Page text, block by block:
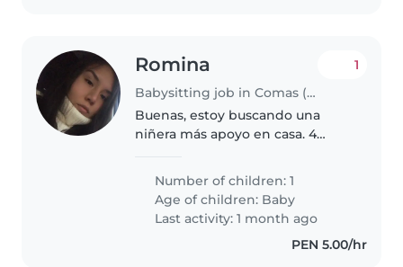
Romina
Babysitting job in Comas (Departamento de Lima)
1
Buenas, estoy buscando una
niñera más apoyo en casa. 4
Cama afuera, estoy en el distrito
de comas. Requiero niñera
preferiblemente de 30-55años
Number of children: 1
Age of children: Baby
Last activity: 1 month ago
PEN 5.00/hr